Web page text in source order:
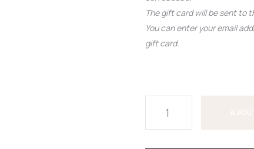
The gift card will be sent to
You can enter your email
gift card.